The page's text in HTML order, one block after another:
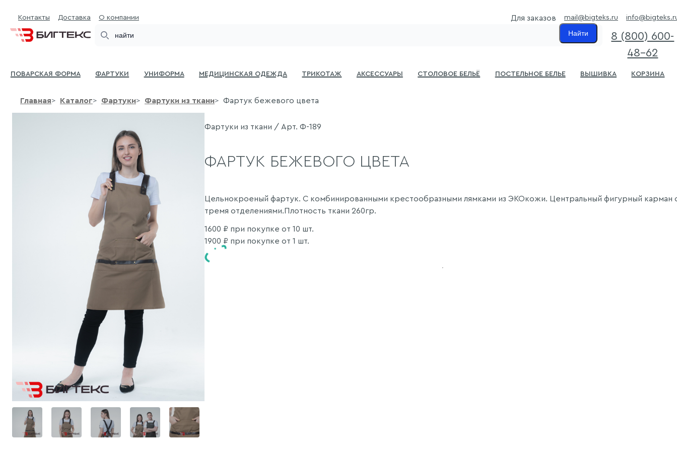
Контакты Доставка О компании Для заказов mail@bigteks.ru
Найти
8 (800) 600-
48-62
Поварская форма Фартуки Униформа Медицинская одежда Трикотаж Аксессуары Столовое бельё Постельное белье Вышивка Корзина
Главная Каталог Фартуки Фартуки из ткани Фартук бежевого цвета
Фартуки из ткани / Арт. Ф-189
ФАРТУК БЕЖЕВОГО ЦВЕТА
Цельнокроеный фартук. С комбинированными крестообразными лямками из ЭКОкожи. Центральный фигурный карман
тремя отделениями.Плотность ткани 260гр.
1600 ₽ при покупке от 10 шт.
1900 ₽ при покупке от 1 шт.